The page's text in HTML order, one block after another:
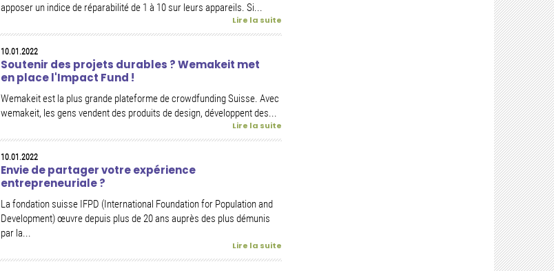
apposer un indice de réparabilité de 1 à 10 sur leurs appareils. Si...
Lire la suite
10.01.2022
Soutenir des projets durables ? Wemakeit met
en place l'Impact Fund !
Wemakeit est la plus grande plateforme de crowdfunding Suisse. Avec
wemakeit, les gens vendent des produits de design, développent des...
Lire la suite
10.01.2022
Envie de partager votre expérience
entrepreneuriale ?
La fondation suisse IFPD (International Foundation for Population and
Development) œuvre depuis plus de 20 ans auprès des plus démunis
par la...
Lire la suite